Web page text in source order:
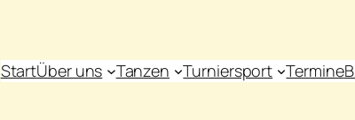
StartÜber uns Tanzen Turniersport Termine